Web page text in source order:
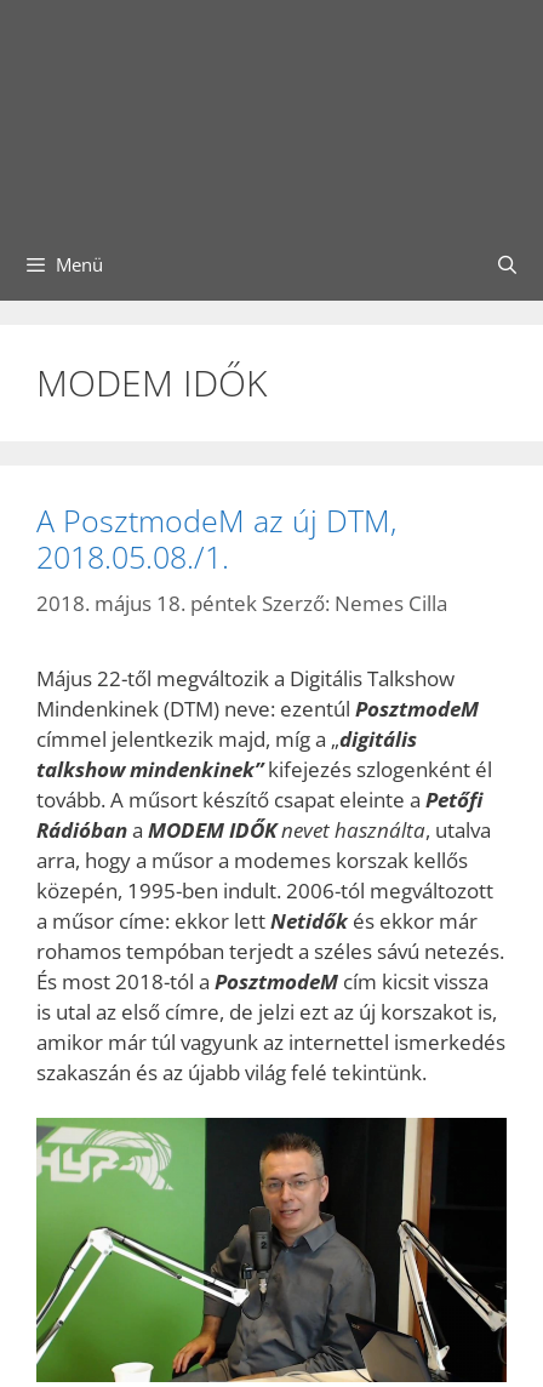
Menü
MODEM IDŐK
A PosztmodeM az új DTM,
2018.05.08./1.
2018. május 18. péntek Szerző: Nemes Cilla
Május 22-től megváltozik a Digitális Talkshow
Mindenkinek (DTM) neve: ezentúl PosztmodeM
címmel jelentkezik majd, míg a „digitális
talkshow mindenkinek” kifejezés szlogenként él
tovább. A műsort készítő csapat eleinte a Petőfi
Rádióbana MODEMIDŐKnevet használta, utalva
arra, hogy a műsor a modemes korszak kellős
közepén, 1995-ben indult. 2006-tól megváltozott
a műsor címe: ekkor lettNetidők és ekkor már
rohamos tempóban terjedt a széles sávú netezés.
És most 2018-tól a PosztmodeM cím kicsit vissza
is utal az első címre, de jelzi ezt az új korszakot is,
amikor már túl vagyunk az internettel ismerkedés
szakaszán és az újabb világ felé tekintünk.